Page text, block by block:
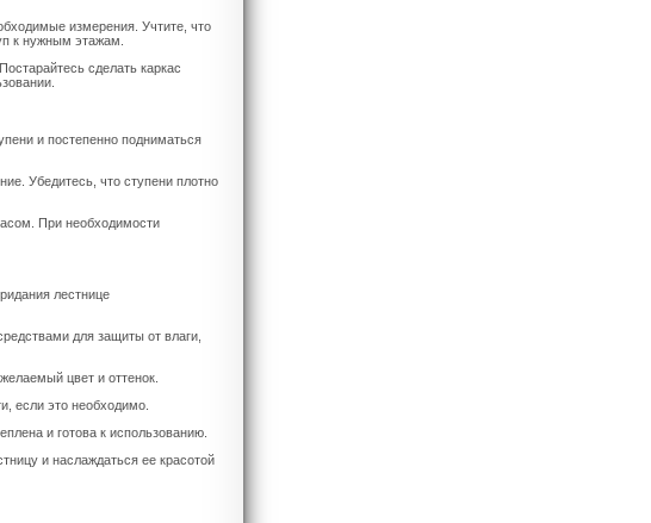
измерения. Учтите, что
к нужным этажам.
сделать каркас
и постепенно подниматься
Убедитесь, что ступени плотно
При необходимости
лестнице
для защиты от влаги,
цвет и оттенок.
если это необходимо.
и готова к использованию.
и наслаждаться ее красотой